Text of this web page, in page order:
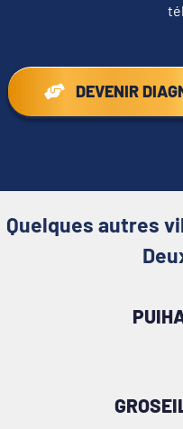
DEVENIR
Quelques autres